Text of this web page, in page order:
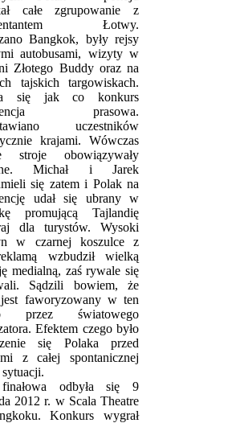
całe zgrupowanie z
Łotwy.
Bangkok, były rejsy
autobusami, wizyty w
Złotego Buddy oraz na
tajskich targowiskach.
się jak co konkurs
prasowa.
uczestników
krajami. Wówczas
stroje obowiązywały
Michał i Jarek
się zatem i Polak na
udał się ubrany w
promującą Tajlandię
dla turystów. Wysoki
w czarnej koszulce z
wzbudził wielką
medialną, zaś rywale się
Sądzili bowiem, że
faworyzowany w ten
przez światowego
Efektem czego było
się Polaka przed
z całej spontanicznej
odbyła się 9
2012 r. w Scala Theatre
Konkurs wygrał